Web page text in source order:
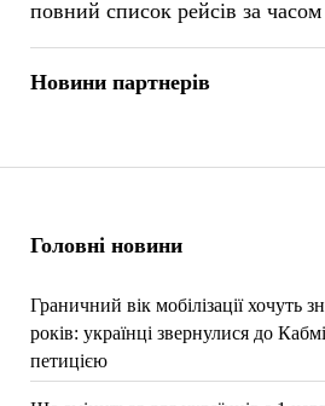
Головні новини
Граничний вік мобілізації хочуть
років: українці звернулися до
петицією
повний список рейсів за часом
Новини партнерів